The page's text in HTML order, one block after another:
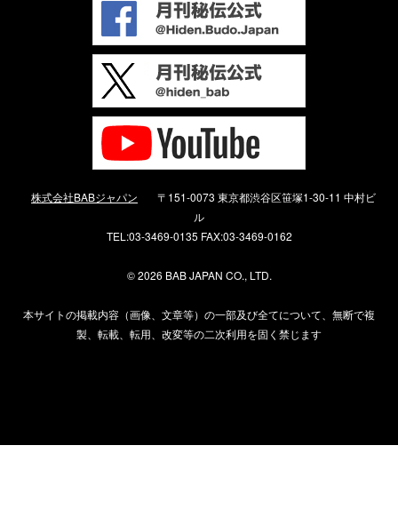
株式会社BABジャパン
〒151-0073 東京都渋谷区笹塚1-30-11 中村ビ
ル
TEL:03-3469-0135 FAX:03-3469-0162
©2026 BAB JAPAN CO., LTD.
本サイトの掲載内容（画像、文章等）の一部及び全てについて、無断で複
製、転載、転用、改変等の二次利用を固く禁じます